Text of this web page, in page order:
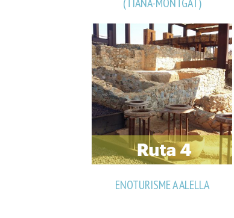
(TIANA-MONTGAT)
ENOTURISME A ALELLA